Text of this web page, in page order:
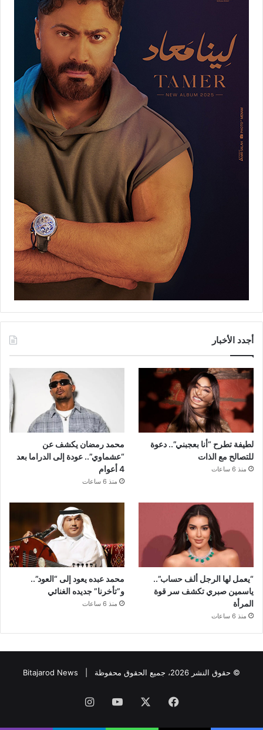
أجدد الأخبار
لطيفة تطرح “أنا بعجبني”.. دعوة
للتصالح مع الذات
منذ 6 ساعات
محمد رمضان يكشف عن
“عشماوي”.. عودة إلى الدراما بعد
4 أعوام
منذ 6 ساعات
“يعمل لها الرجل ألف حساب”..
ياسمين صبري تكشف سر قوة
المرأة
منذ 6 ساعات
محمد عبده يعود إلى “العود”..
و”تأخرنا” جديده الغنائي
منذ 6 ساعات
© حقوق النشر 2026، جميع الحقوق محفوظة | Bitajarod News
فيسبوك ‫YouTubeانستقرام